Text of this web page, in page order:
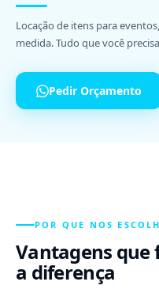
Locação de itens para
medida. Tudo que você
Pedir Orçamento
POR QUE NOS
Vantagens que
a diferença